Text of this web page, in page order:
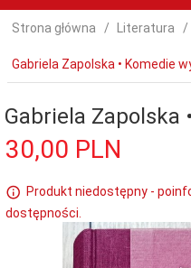
Strona główna Literatura
Gabriela Zapolska • Komedie
Gabriela Zapolska
30,00 PLN
Produkt niedostępny -
dostępności.